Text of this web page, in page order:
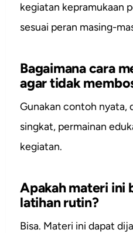
kegiatan kepramukaan
sesuai peran masing-
Bagaimana cara
agar tidak
Gunakan contoh nyata,
singkat, permainan
kegiatan.
Apakah materi ini
latihan rutin?
Bisa. Materi ini dapat